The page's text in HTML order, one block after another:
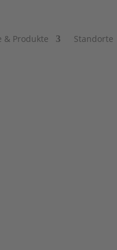
& Produkte Standorte